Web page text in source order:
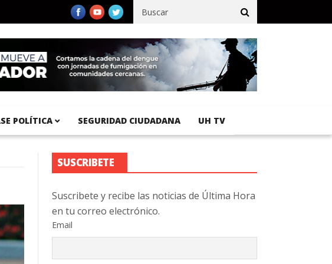
del Pacífico registra 92 % de avance en obras de terracería
POLÍTICA SEGURIDAD CIUDADANA UH TV
SUSCRIBETE
Suscribete y recibe las noticias de Última Hora
en tu correo electrónico.
Email